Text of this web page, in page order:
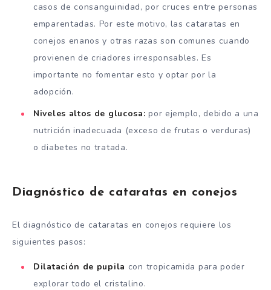
casos de consanguinidad, por cruces entre personas
emparentadas. Por este motivo, las cataratas en
conejos enanos y otras razas son comunes cuando
provienen de criadores irresponsables. Es
importante no fomentar esto y optar por la
adopción.
Niveles altos de glucosa: por ejemplo, debido a una
nutrición inadecuada (exceso de frutas o verduras)
o diabetes no tratada.
Diagnóstico de cataratas en conejos
El diagnóstico de cataratas en conejos requiere los
siguientes pasos:
Dilatación de pupila con tropicamida para poder
explorar todo el cristalino.